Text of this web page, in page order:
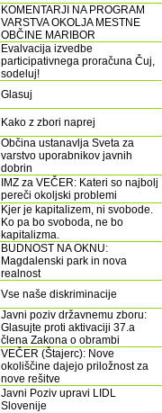
KOMENTARJI NA PROGRAM
VARSTVA OKOLJA MESTNE
OBČINE MARIBOR
Evalvacija izvedbe
participativnega proračuna Čuj,
sodeluj!
Glasuj
Kako z zbori naprej
Občina ustanavlja Sveta za
varstvo uporabnikov javnih
dobrin
IMZ za VEČER: Kateri so najbolj
pereči okoljski problemi
Kjer je kapitalizem, ni svobode.
Ko pa bo svoboda, ne bo
kapitalizma.
BUDNOST NA OKNU:
Magdalenski park in nova
realnost
Vse naše diskriminacije
Javni poziv državnemu zboru:
Glasujte proti aktivaciji 37.a
člena Zakona o obrambi
VEČER (Štajerc): Nove
okoliščine dajejo priložnost za
nove rešitve
Javni Poziv upravi LIDL
Slovenije